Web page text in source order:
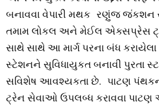
બનાવવા વેપારી મથક રણુંજ
તમામ લોકલ અને મેઈલ એક્સપ્રેસ
સાથે સાથે આ માર્ગ પરના બંધ
સ્ટેશનને સુવિધાયુકત બનાવી પુરતા
સવિશેષ આવશ્યકતા છે. પાટણ
ટ્રેન સેવાઓ ઉપલબ્ધ કરાવવા પાટણ